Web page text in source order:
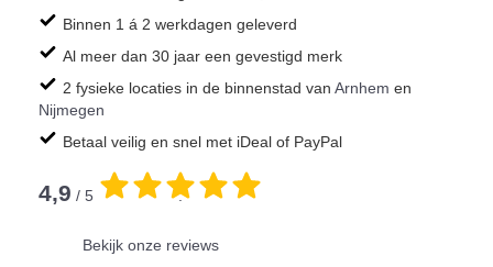
Binnen 1 á 2 werkdagen geleverd
Al meer dan 30 jaar een gevestigd merk
2 fysieke locaties in de binnenstad van Arnhem en
Nijmegen
Betaal veilig en snel met iDeal of PayPal
4,9 / 5 .
Bekijk onze reviews